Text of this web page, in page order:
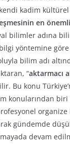
kadim kültürel
en
bilimler adına
yöntemine
bilim adı
“aktarmacı
Bu konu
konularından biri
organize
gündemde
devam